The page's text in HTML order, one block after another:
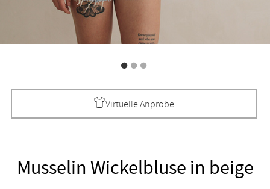
Virtuelle Anprobe
Musselin Wickelbluse in beige